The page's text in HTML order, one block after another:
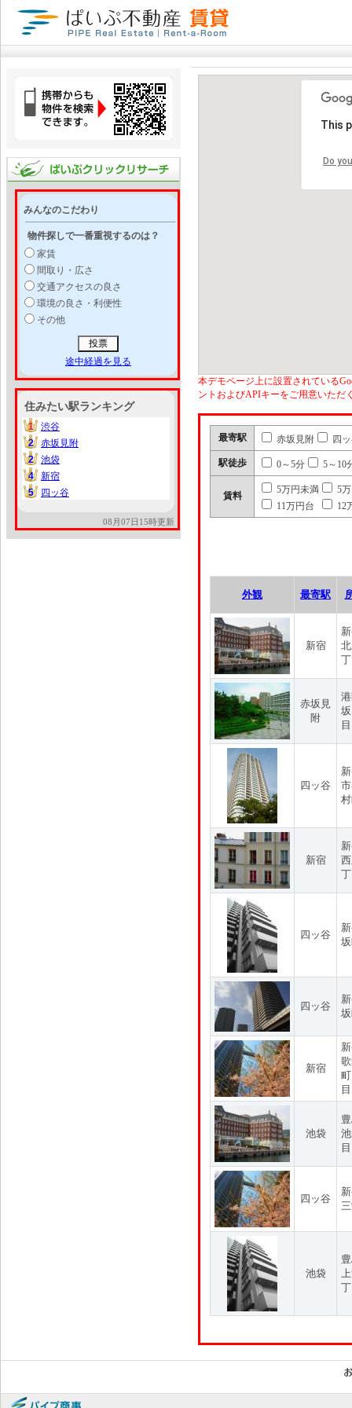
みんなのこだわり
物件探しで一番重視するのは？
家賃
間取り・広さ
交通アクセスの良さ
環境の良さ・利便性
その他
途中経過を見る
住みたい駅ランキング
1
1
渋谷
2
2
赤坂見附
2
2
池袋
4
4
新宿
5
5 四ッ谷
08月07日15時更新
This
Do
本デモページ上に設置されている
ントおよびAPIキーをご用意いただ
最寄駅 赤坂見附 四
駅徒歩 0～5分 5～10
賃料
5万円未満
5
11万円台
12
外観 最寄駅
新宿
赤坂見
附
目
四ッ谷
新宿
四ッ谷
四ッ谷
新宿
目
池袋
四ッ谷
池袋